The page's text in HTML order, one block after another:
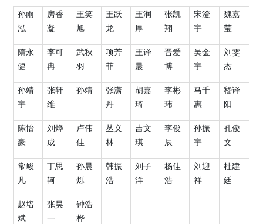
孙雨
泓
房香
凝
王笑
旭
王跃
龙
王润
厚
张凯
翔
宋澄
宇
魏嘉
莹
隋永
健
李可
冉
武秋
羽
项芳
菲
王译
晨
晋爱
博
吴金
宇
刘雯
杰
孙靖
宇
张轩
维
孙靖
张潇
丹
胡嘉
琦
李彬
玮
马千
惠
嵇译
阳
陈怡
豪
刘烨
成
卢伟
佳
丛义
林
吉文
琪
李俊
辰
孙振
宇
孔俊
文
常峻
凡
丁思
轲
孙晨
烁
韩振
浩
刘子
洋
杨佳
浩
刘迎
祥
杜建
廷
赵培
斌
张昊
一
钟浩
桦